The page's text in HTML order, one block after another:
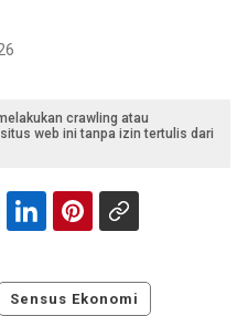
crawling atau
web ini tanpa izin tertulis dari
Sensus Ekonomi